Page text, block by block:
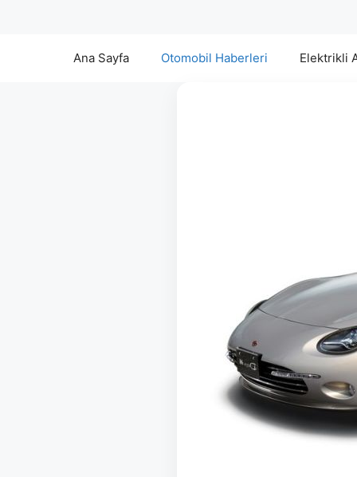
Ana Sayfa Otomobil Haberleri Elektrikli